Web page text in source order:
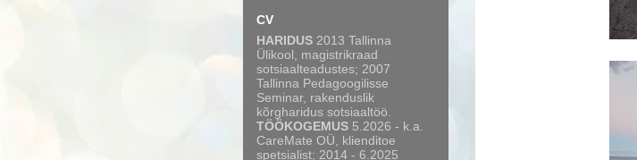
CV
HARIDUS 2013 Tallinna
Ülikool, magistrikraad
sotsiaalteadustes; 2007
Tallinna Pedagoogilisse
Seminar, rakenduslik
kõrgharidus sotsiaaltöö.
TÖÖKOGEMUS 5.2026 - k.a.
CareMate OÜ, klienditoe
spetsialist; 2014 - 6.2025